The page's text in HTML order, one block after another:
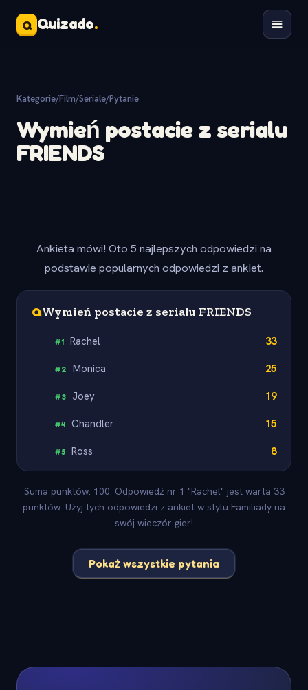
Q Quizado.
Kategorie/Film/Seriale/Pytanie
Wymień postacie z serialu
FRIENDS
Ankieta mówi! Oto 5 najlepszych odpowiedzi na
podstawie popularnych odpowiedzi z ankiet.
QWymień postacie z serialu FRIENDS
#1 Rachel 33
#2 Monica 25
#3 Joey 19
#4 Chandler 15
#5 Ross 8
Suma punktów: 100. Odpowiedź nr 1 "Rachel" jest warta 33
punktów. Użyj tych odpowiedzi z ankiet w stylu Familiady na
swój wieczór gier!
Pokaż wszystkie pytania